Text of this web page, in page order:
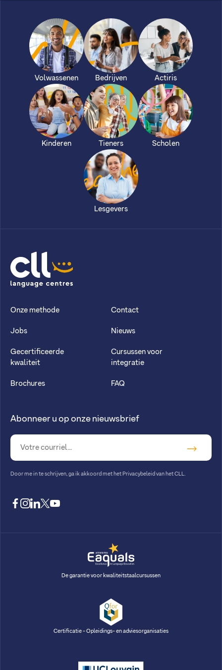
Volwassenen Bedrijven Actiris
Kinderen Tieners Scholen
Lesgevers
CLL
Onze methode
Jobs
Gecertificeerde
kwaliteit
Brochures
Contact
Nieuws
Cursussen voor
integratie
FAQ
Abonneer u op onze nieuwsbrief
Door me in te schrijven, ga ik akkoord met het Privacybeleid van het CLL
facebook
instagram
linkedin
twitteryoutube
De garantie voor kwaliteitstaalcursussen
Certificatie - Opleidings- en adviesorganisaties